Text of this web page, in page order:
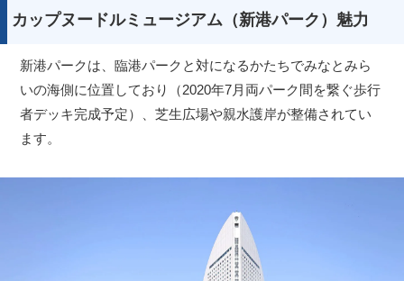
カップヌードルミュージアム（新港パーク）魅力
新港パークは、臨港パークと対になるかたちでみなとみら
いの海側に位置しており（2020年7月両パーク間を繋ぐ歩行
者デッキ完成予定）、芝生広場や親水護岸が整備されてい
ます。